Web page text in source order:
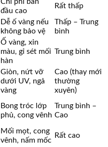
Chi phí ban
đầu cao
Rất thấp
Dễ ố vàng nếu
không bảo vệ
Thấp – Trung
bình
Ố vàng, xỉn
màu, gỉ sét mối
hàn
Trung bình
Giòn, nứt vỡ
dưới UV, ngả
vàng
Cao (thay mới
thường
xuyên)
Bong tróc lớp
phủ, cong vênh
Trung bình –
Cao
Mối mọt, cong
vênh, nấm mốc
Rất cao